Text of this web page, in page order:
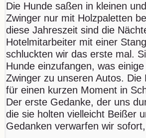
Die Hunde saßen in kleinen
Zwinger nur mit Holzpaletten
diese Jahreszeit sind die
Hotelmitarbeiter mit einer
schluckten wir das erste mal.
Hunde einzufangen, was
Zwinger zu unseren Autos.
für einen kurzen Moment in
Der erste Gedanke, der uns
die sie holten vielleicht Beißer
Gedanken verwarfen wir